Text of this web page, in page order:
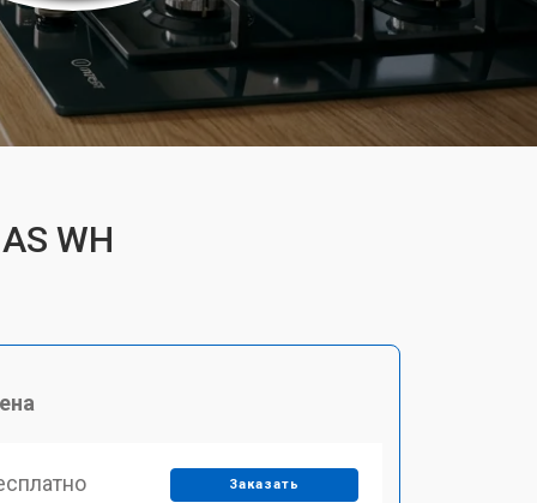
WH
Заказать